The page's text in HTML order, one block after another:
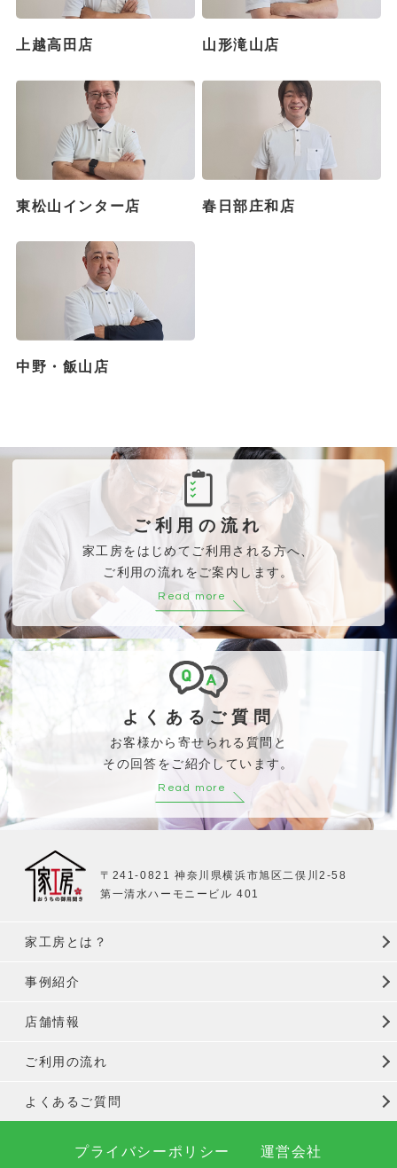
上越高田店 山形滝山店
東松山インター店 春日部庄和店
中野・飯山店
ご利用の流れ
家工房をはじめてご利用される方へ、
ご利用の流れをご案内します。
Read more
よくあるご質問
お客様から寄せられる質問と
その回答をご紹介しています。
Read more
〒241-0821 神奈川県横浜市旭区二俣川2-58
第一清水ハーモニービル 401
家工房とは？
事例紹介
店舗情報
ご利用の流れ
よくあるご質問
プライバシーポリシー 運営会社